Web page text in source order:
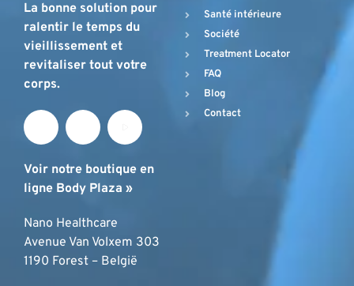
La bonne solution pour
ralentir le temps du
vieillissement et
revitaliser tout votre
corps.
Voir notre boutique en
ligne Body Plaza »
Nano Healthcare
Avenue Van Volxem 303
1190 Forest – België
Santé intérieure
Société
Treatment Locator
FAQ
Blog
Contact